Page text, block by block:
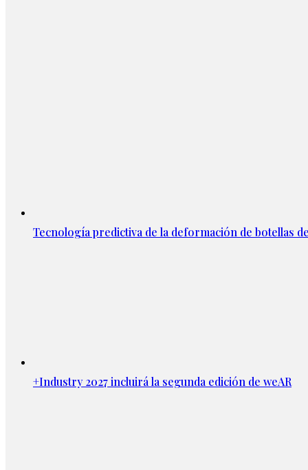
Tecnología predictiva de la deformación de botellas
+Industry 2027 incluirá la segunda edición de weAR